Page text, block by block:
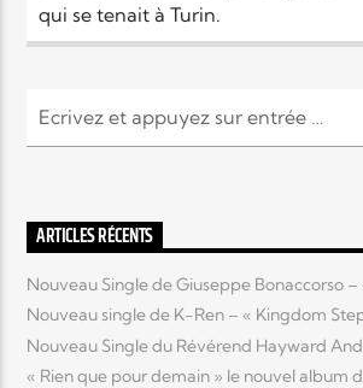
Elyon Rhema
Elyon Hits
Elyon Live
Elyon Kids
qui se tenait à Turin.
ARTICLES RÉCENTS
Nouveau Single de Giuseppe Bonaccorso –
Nouveau single de K-Ren – « Kingdom
Nouveau Single du Révérend Hayward
« Rien que pour demain » le nouvel album